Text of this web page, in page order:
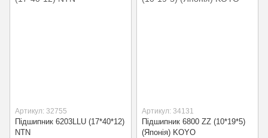
Артикул: 32755
Підшипник 6203LLU (17*40*12)
NTN
Артикул: 34131
Підшипник 6800 ZZ (10*19*5)
(Японія) KOYO